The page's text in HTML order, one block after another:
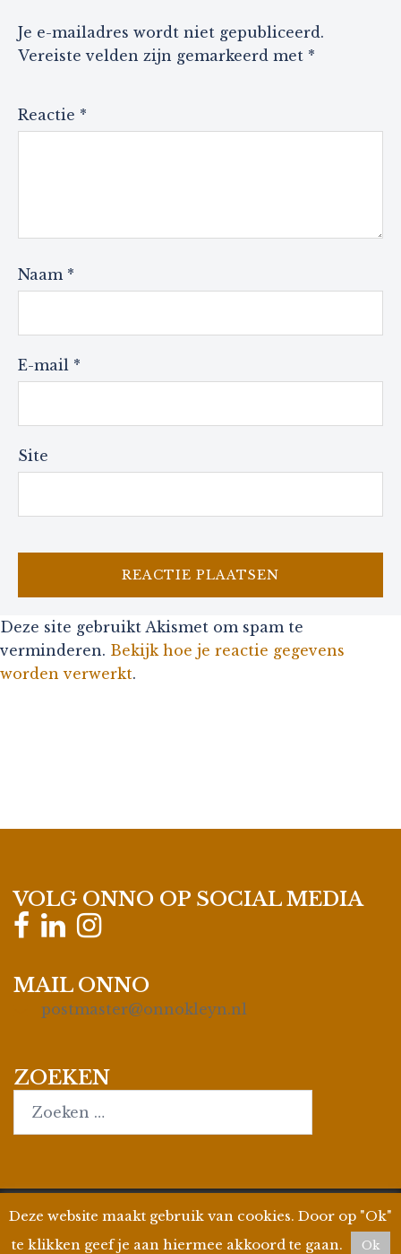
Je e-mailadres wordt niet gepubliceerd.
Vereiste velden zijn gemarkeerd met *
Reactie *
Naam *
E-mail *
Site
Deze site gebruikt Akismet om spam te
verminderen. Bekijk hoe je reactie gegevens
worden verwerkt.
VOLG ONNO OP SOCIAL MEDIA
MAIL ONNO
postmaster@onnokleyn.nl
ZOEKEN
© 2026Onno Kleyn| Site byWPman4U|
Privacyverklaring| KvK 35019695 | BTW ID
Deze website maakt gebruik van cookies. Door op "Ok"
te klikken geef je aan hiermee akkoord te gaan.
Ok